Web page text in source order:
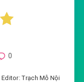
0
Trạch Mỗ Nội